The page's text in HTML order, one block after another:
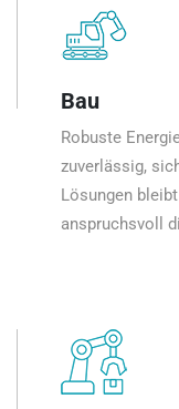
Bau
Robuste
zuverlässig,
Lösungen
anspruchsvoll